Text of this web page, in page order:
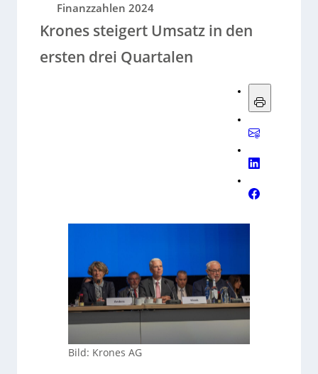
Finanzzahlen 2024
Krones steigert Umsatz in den
ersten drei Quartalen
Bild: Krones AG